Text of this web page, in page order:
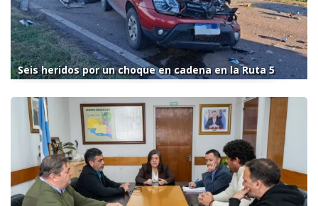
Seis heridos por un choque en cadena en la Ruta 5